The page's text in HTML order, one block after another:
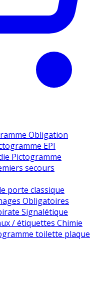
Obligation
EPI
Pictogramme
secours
porte classique
Obligatoires
Signalétique
/ étiquettes Chimie
toilette plaque